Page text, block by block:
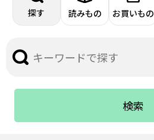
探す 読みもの お買いもの
検索